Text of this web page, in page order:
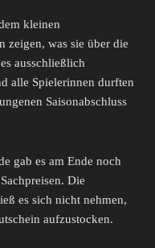
kleinen
zeigen, was sie über die
ausschließlich
alle Spielerinnen durften
Saisonabschluss
gab es am Ende noch
Die
es sich nicht nehmen,
aufzustocken.